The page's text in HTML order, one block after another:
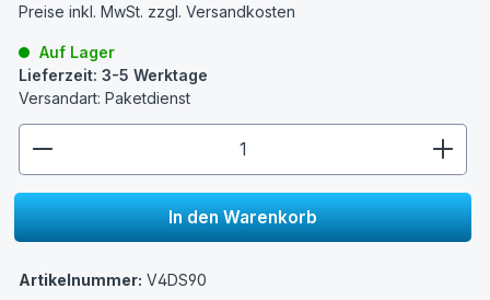
Preise inkl. MwSt. zzgl. Versandkosten
Auf Lager
Lieferzeit: 3-5 Werktage
Versandart: Paketdienst
In den Warenkorb
Artikelnummer: V4DS90